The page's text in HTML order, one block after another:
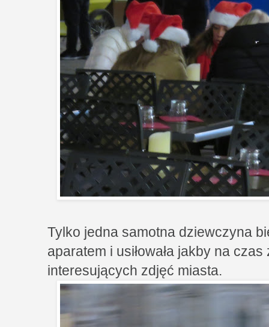
Tylko jedna samotna dziewczyna
aparatem i usiłowała jakby na
interesujących zdjęć miasta.